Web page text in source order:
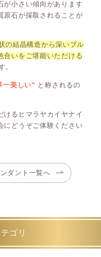
が小さい傾向があります
原石が採取されることが
の結晶構造から深いブル
合いをご堪能いただける
。
一美しい” と称されるの
けるヒマラヤカイヤナイ
にどうぞご体験ください
ダント一覧へ
ゴリ